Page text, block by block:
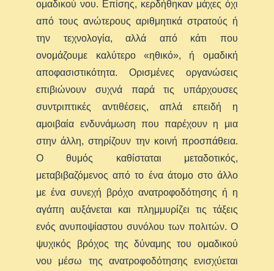
ομαδικού νου. Επίσης, κερδήθηκαν μάχες όχι
από τους ανώτερους αριθμητικά στρατούς ή
την τεχνολογία, αλλά από κάτι που
ονομάζουμε καλύτερο «ηθικό», ή ομαδική
αποφασιστικότητα. Ορισμένες οργανώσεις
επιβιώνουν συχνά παρά τις υπάρχουσες
συντριπτικές αντιθέσεις, απλά επειδή η
αμοιβαία ενδυνάμωση που παρέχουν η μια
στην άλλη, στηρίζουν την κοινή προσπάθεια.
Ο θυμός καθίσταται μεταδοτικός,
μεταβιβαζόμενος από το ένα άτομο στο άλλο
με ένα συνεχή βρόχο ανατροφοδότησης ή η
αγάπη αυξάνεται και πλημμυρίζει τις τάξεις
ενός ανυποψίαστου συνόλου των πολιτών. Ο
ψυχικός βρόχος της δύναμης του ομαδικού
νου μέσω της ανατροφοδότησης ενισχύεται